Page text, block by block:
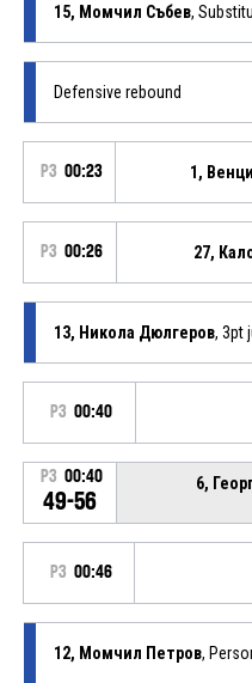
15, Момчил Събев,
Defensive rebound
P3 00:23 1,
P3 00:26 27,
13, Никола Дюлгеров, 3pt
P3 00:40
P3 00:40
49-56
6,
P3 00:46
12, Момчил Петров,